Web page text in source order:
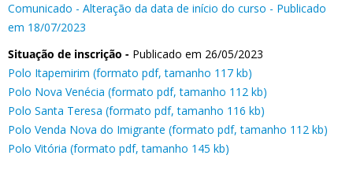
Comunicado - Alteração da data de início do curso - Publicado
em 18/07/2023
Situação de inscrição - Publicado em 26/05/2023
Polo Itapemirim (formato pdf, tamanho 117 kb)
Polo Nova Venécia (formato pdf, tamanho 112 kb)
Polo Santa Teresa (formato pdf, tamanho 116 kb)
Polo Venda Nova do Imigrante (formato pdf, tamanho 112 kb)
Polo Vitória (formato pdf, tamanho 145 kb)